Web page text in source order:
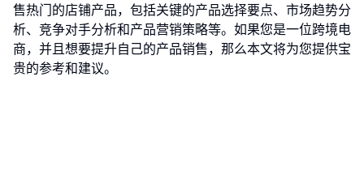
售热门的店铺产品，包括关键的产品选择要点、市场趋势分
析、竞争对手分析和产品营销策略等。如果您是一位跨境电
商，并且想要提升自己的产品销售，那么本文将为您提供宝
贵的参考和建议。